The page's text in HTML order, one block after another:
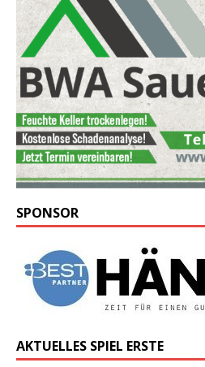
SPONSOR
AKTUELLES SPIEL ERSTE